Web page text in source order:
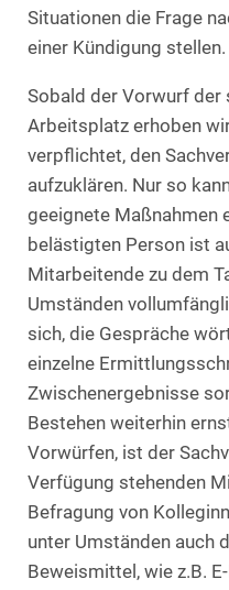
Situationen die Frage
einer Kündigung stellen.
Sobald der Vorwurf der
Arbeitsplatz erhoben
verpflichtet, den
aufzuklären. Nur so
geeignete Maßnahmen
belästigten Person ist
Mitarbeitende zu dem
Umständen
sich, die Gespräche
einzelne
Zwischenergebnisse
Bestehen weiterhin
Vorwürfen, ist der
Verfügung stehenden
Befragung von
unter Umständen auch
Beweismittel, wie z.B.